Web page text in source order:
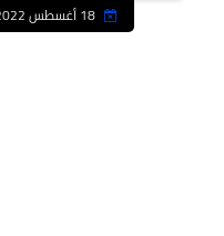
18 أغسطس 2022